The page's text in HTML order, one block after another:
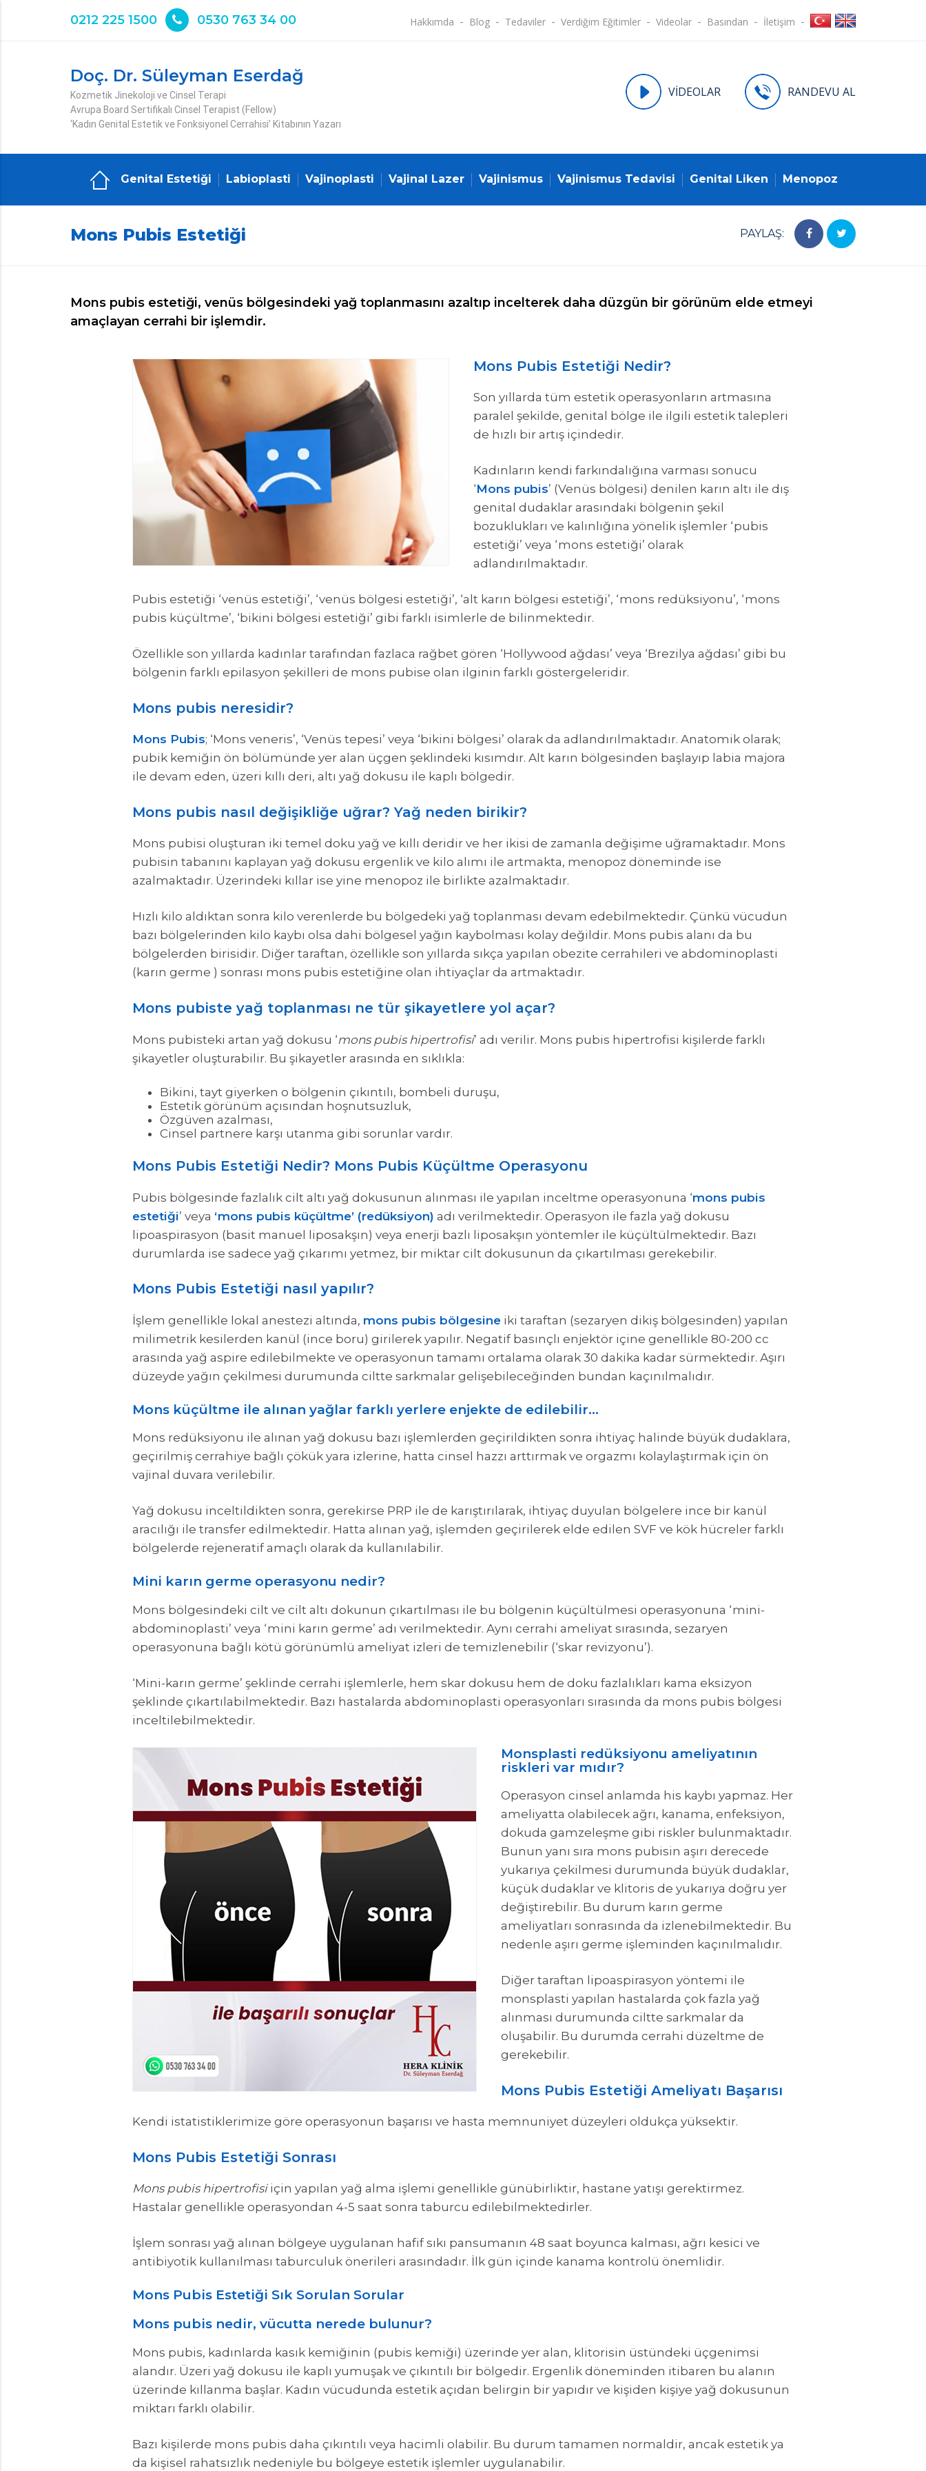
0212 225 1500 0530 763 34 00 Hakkımda Blog Tedaviler Verdiğim Eğitimler Videolar Basından İletişim
Doç. Dr. Süleyman Eserdağ
Kozmetik Jinekoloji ve Cinsel Terapi
Avrupa Board Sertifikalı Cinsel Terapist (Fellow)
‘Kadın Genital Estetik ve Fonksiyonel Cerrahisi’ Kitabının Yazarı
VİDEOLAR RANDEVU AL
Genital Estetiği Labioplasti Vajinoplasti Vajinal Lazer Vajinismus Vajinismus Tedavisi Genital Liken Menopoz
PAYLAŞ:
Mons Pubis Estetiği
Mons pubis estetiği, venüs bölgesindeki yağ toplanmasını azaltıp incelterek daha düzgün bir görünüm elde etmeyi
amaçlayan cerrahi bir işlemdir.
Mons Pubis Estetiği Nedir?
Son yıllarda tüm estetik operasyonların artmasına
paralel şekilde, genital bölge ile ilgili estetik talepleri
de hızlı bir artış içindedir.
Kadınların kendi farkındalığına varması sonucu
‘Mons pubis’ (Venüs bölgesi) denilen karın altı ile dış
genital dudaklar arasındaki bölgenin şekil
bozuklukları ve kalınlığına yönelik işlemler ‘pubis
estetiği’ veya ‘mons estetiği’ olarak
adlandırılmaktadır.
Pubis estetiği ‘venüs estetiği’, ‘venüs bölgesi estetiği’, ‘alt karın bölgesi estetiği’, ‘mons redüksiyonu’, ‘mons
pubis küçültme’, ‘bikini bölgesi estetiği’ gibi farklı isimlerle de bilinmektedir.
Özellikle son yıllarda kadınlar tarafından fazlaca rağbet gören ‘Hollywood ağdası’ veya ‘Brezilya ağdası’ gibi bu
bölgenin farklı epilasyon şekilleri de mons pubise olan ilginin farklı göstergeleridir.
Mons pubis neresidir?
Mons Pubis; ‘Mons veneris’, ‘Venüs tepesi’ veya ‘bikini bölgesi’ olarak da adlandırılmaktadır. Anatomik olarak;
pubik kemiğin ön bölümünde yer alan üçgen şeklindeki kısımdır. Alt karın bölgesinden başlayıp labia majora
ile devam eden, üzeri kıllı deri, altı yağ dokusu ile kaplı bölgedir.
Mons pubis nasıl değişikliğe uğrar? Yağ neden birikir?
Mons pubisi oluşturan iki temel doku yağ ve kıllı deridir ve her ikisi de zamanla değişime uğramaktadır. Mons
pubisin tabanını kaplayan yağ dokusu ergenlik ve kilo alımı ile artmakta, menopoz döneminde ise
azalmaktadır. Üzerindeki kıllar ise yine menopoz ile birlikte azalmaktadır.
Hızlı kilo aldıktan sonra kilo verenlerde bu bölgedeki yağ toplanması devam edebilmektedir. Çünkü vücudun
bazı bölgelerinden kilo kaybı olsa dahi bölgesel yağın kaybolması kolay değildir. Mons pubis alanı da bu
bölgelerden birisidir. Diğer taraftan, özellikle son yıllarda sıkça yapılan obezite cerrahileri ve abdominoplasti
(karın germe ) sonrası mons pubis estetiğine olan ihtiyaçlar da artmaktadır.
Mons pubiste yağ toplanması ne tür şikayetlere yol açar?
Mons pubisteki artan yağ dokusu ‘mons pubis hipertrofisi’ adı verilir. Mons pubis hipertrofisi kişilerde farklı
şikayetler oluşturabilir. Bu şikayetler arasında en sıklıkla:
Bikini, tayt giyerken o bölgenin çıkıntılı, bombeli duruşu,
Estetik görünüm açısından hoşnutsuzluk,
Özgüven azalması,
Cinsel partnere karşı utanma gibi sorunlar vardır.
Mons Pubis Estetiği Nedir? Mons Pubis Küçültme Operasyonu
Pubis bölgesinde fazlalık cilt altı yağ dokusunun alınması ile yapılan inceltme operasyonuna ‘mons pubis
estetiği’ veya ‘mons pubis küçültme’ (redüksiyon) adı verilmektedir. Operasyon ile fazla yağ dokusu
lipoaspirasyon (basit manuel liposakşın) veya enerji bazlı liposakşın yöntemler ile küçültülmektedir. Bazı
durumlarda ise sadece yağ çıkarımı yetmez, bir miktar cilt dokusunun da çıkartılması gerekebilir.
Mons Pubis Estetiği nasıl yapılır?
İşlem genellikle lokal anestezi altında, mons pubis bölgesine iki taraftan (sezaryen dikiş bölgesinden) yapılan
milimetrik kesilerden kanül (ince boru) girilerek yapılır. Negatif basınçlı enjektör içine genellikle 80-200 cc
arasında yağ aspire edilebilmekte ve operasyonun tamamı ortalama olarak 30 dakika kadar sürmektedir. Aşırı
düzeyde yağın çekilmesi durumunda ciltte sarkmalar gelişebileceğinden bundan kaçınılmalıdır.
Mons küçültme ile alınan yağlar farklı yerlere enjekte de edilebilir...
Mons redüksiyonu ile alınan yağ dokusu bazı işlemlerden geçirildikten sonra ihtiyaç halinde büyük dudaklara,
geçirilmiş cerrahiye bağlı çökük yara izlerine, hatta cinsel hazzı arttırmak ve orgazmı kolaylaştırmak için ön
vajinal duvara verilebilir.
Yağ dokusu inceltildikten sonra, gerekirse PRP ile de karıştırılarak, ihtiyaç duyulan bölgelere ince bir kanül
aracılığı ile transfer edilmektedir. Hatta alınan yağ, işlemden geçirilerek elde edilen SVF ve kök hücreler farklı
bölgelerde rejeneratif amaçlı olarak da kullanılabilir.
Mini karın germe operasyonu nedir?
Mons bölgesindeki cilt ve cilt altı dokunun çıkartılması ile bu bölgenin küçültülmesi operasyonuna ‘mini-
abdominoplasti’ veya ‘mini karın germe’ adı verilmektedir. Aynı cerrahi ameliyat sırasında, sezaryen
operasyonuna bağlı kötü görünümlü ameliyat izleri de temizlenebilir (‘skar revizyonu’).
‘Mini-karın germe’ şeklinde cerrahi işlemlerle, hem skar dokusu hem de doku fazlalıkları kama eksizyon
şeklinde çıkartılabilmektedir. Bazı hastalarda abdominoplasti operasyonları sırasında da mons pubis bölgesi
inceltilebilmektedir.
Monsplasti redüksiyonu ameliyatının
riskleri var mıdır?
Operasyon cinsel anlamda his kaybı yapmaz. Her
ameliyatta olabilecek ağrı, kanama, enfeksiyon,
dokuda gamzeleşme gibi riskler bulunmaktadır.
Bunun yanı sıra mons pubisin aşırı derecede
yukarıya çekilmesi durumunda büyük dudaklar,
küçük dudaklar ve klitoris de yukarıya doğru yer
değiştirebilir. Bu durum karın germe
ameliyatları sonrasında da izlenebilmektedir. Bu
nedenle aşırı germe işleminden kaçınılmalıdır.
Diğer taraftan lipoaspirasyon yöntemi ile
monsplasti yapılan hastalarda çok fazla yağ
alınması durumunda ciltte sarkmalar da
oluşabilir. Bu durumda cerrahi düzeltme de
gerekebilir.
Mons Pubis Estetiği Ameliyatı Başarısı
Kendi istatistiklerimize göre operasyonun başarısı ve hasta memnuniyet düzeyleri oldukça yüksektir.
Mons Pubis Estetiği Sonrası
Mons pubis hipertrofisiiçin yapılan yağ alma işlemi genellikle günübirliktir, hastane yatışı gerektirmez.
Hastalar genellikle operasyondan 4-5 saat sonra taburcu edilebilmektedirler.
İşlem sonrası yağ alınan bölgeye uygulanan hafif sıkı pansumanın 48 saat boyunca kalması, ağrı kesici ve
antibiyotik kullanılması taburculuk önerileri arasındadır. İlk gün içinde kanama kontrolü önemlidir.
Mons Pubis Estetiği Sık Sorulan Sorular
Mons pubis nedir, vücutta nerede bulunur?
Mons pubis, kadınlarda kasık kemiğinin (pubis kemiği) üzerinde yer alan, klitorisin üstündeki üçgenimsi
alandır. Üzeri yağ dokusu ile kaplı yumuşak ve çıkıntılı bir bölgedir. Ergenlik döneminden itibaren bu alanın
üzerinde kıllanma başlar. Kadın vücudunda estetik açıdan belirgin bir yapıdır ve kişiden kişiye yağ dokusunun
miktarı farklı olabilir.
Bazı kişilerde mons pubis daha çıkıntılı veya hacimli olabilir. Bu durum tamamen normaldir, ancak estetik ya
da kişisel rahatsızlık nedeniyle bu bölgeye estetik işlemler uygulanabilir.